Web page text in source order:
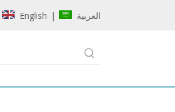
English | العربية